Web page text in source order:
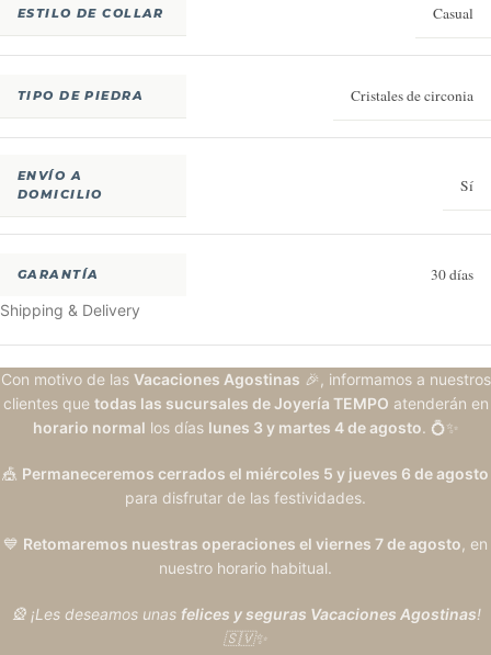
ESTILO DE COLLAR Casual
TIPO DE PIEDRA Cristales de circonia
ENVÍO A
DOMICILIO
Sí
GARANTÍA 30 días
Shipping & Delivery
Con motivo de las Vacaciones Agostinas 🎉, informamos a nuestros
clientes que todas las sucursales de Joyería TEMPO atenderán en
horario normal los días lunes 3 y martes 4 de agosto. 💍✨
🎪 Permaneceremos cerrados el miércoles 5 y jueves 6 de agosto
para disfrutar de las festividades.
💙 Retomaremos nuestras operaciones el viernes 7 de agosto, en
nuestro horario habitual.
🎡 ¡Les deseamos unas felices y seguras Vacaciones Agostinas!
🇸🇻✨